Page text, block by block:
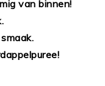
van binnen!